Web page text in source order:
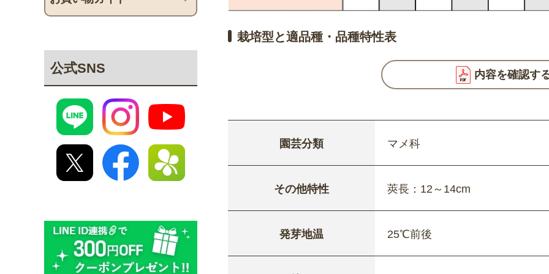
公式SNS
栽培型と適品種・品種特性表
内容を確認す
園芸分類 マメ科
その他特性 莢長：12～14cm
発芽地温 25℃前後